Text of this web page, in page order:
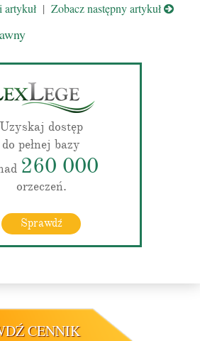
artykuł | Zobacz następny artykuł
Uzyskaj dostęp
do pełnej bazy
260 000
orzeczeń.
Sprawdź
CENNIK